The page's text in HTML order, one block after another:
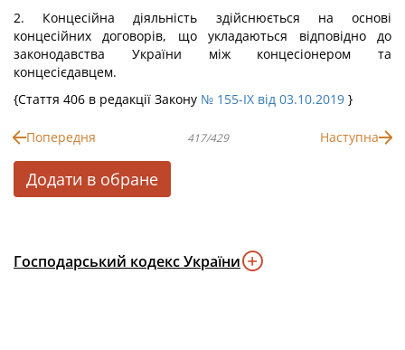
2. Концесійна діяльність здійснюється на основі
концесійних договорів, що укладаються відповідно до
законодавства України між концесіонером та
концесієдавцем.
{Стаття 406 в редакції Закону № 155-IX від 03.10.2019 }
Попередня 417/429 Наступна
Додати в обране
Господарський кодекс України